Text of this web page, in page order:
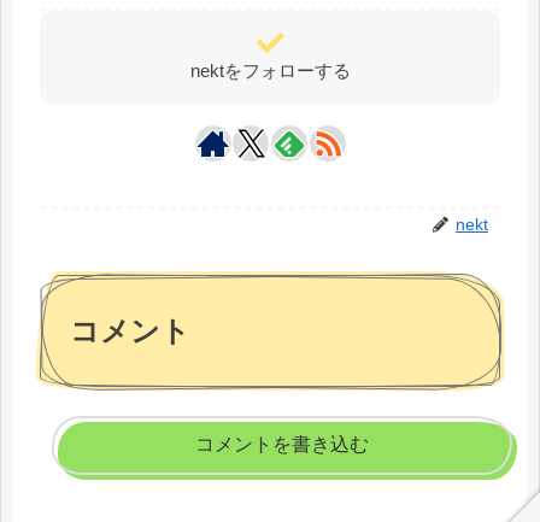
nektをフォローする
nekt
コメント
コメントを書き込む